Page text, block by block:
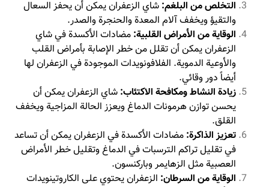
التخلص من البلغم: شاي الزعفران يمكن أن يحفز السعال
والتقيؤ ويخفف آلام المعدة والحنجرة والصدر.
الوقاية من الأمراض القلبية: مضادات الأكسدة في شاي
الزعفران يمكن أن تقلل من خطر الإصابة بأمراض القلب
والأوعية الدموية. الفلافونويدات الموجودة في الزعفران لها
أيضاً دور وقائي.
زيادة النشاط ومكافحة الاكتئاب: شاي الزعفران يمكن أن
يحسن توازن هرمونات الدماغ ويعزز الحالة المزاجية ويخفف
القلق.
تعزيز الذاكرة: مضادات الأكسدة في الزعفران يمكن أن تساعد
في تقليل تراكم الترسبات في الدماغ وتقليل خطر الأمراض
العصبية مثل الزهايمر وباركنسون.
الوقاية من السرطان: الزعفران يحتوي على الكاروتينويدات